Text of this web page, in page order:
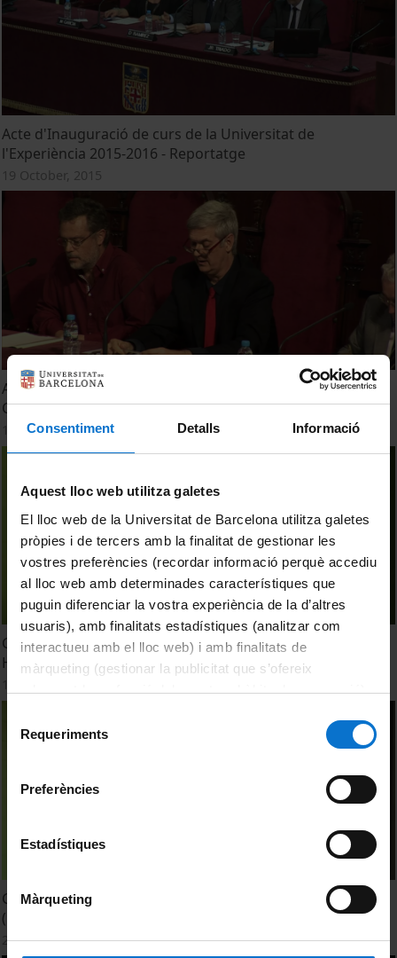
Consentiment Detalls Informació
Aquest lloc web utilitza galetes
El lloc web de la Universitat de Barcelona utilitza galetes
pròpies i de tercers amb la finalitat de gestionar les
vostres preferències (recordar informació perquè accediu
al lloc web amb determinades característiques que
puguin diferenciar la vostra experiència de la d’altres
usuaris), amb finalitats estadístiques (analitzar com
interactueu amb el lloc web) i amb finalitats de
màrqueting (gestionar la publicitat que s’ofereix
adequant-la en funció dels vostres hàbits de navegació).
consultar laPolítica de galetes del lloc web de la
Requeriments
Preferències
Estadístiques
Màrqueting
Acte d'Inauguració de curs de la Universitat de
l'Experiència 2015-2016 - Reportatge
19 October, 2015
Acte de final d'estudis dels Graus en Antropologia Social i
Cultural, Geografia i Història de l’Art. Promoció 2015
16 September, 2015
Grado de Historia del Arte. Facultad de Geografía e
Historia (UB)
Grau d'Història de l'Art. Facultat de Geografia i Història
(UB)
25 May, 2015